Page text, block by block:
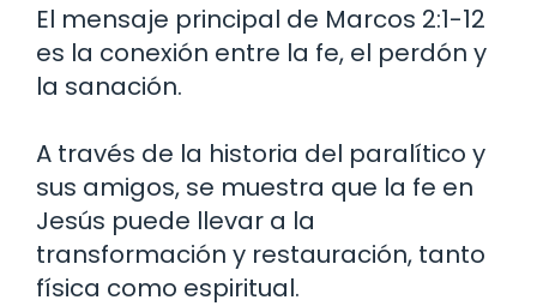
El mensaje principal de Marcos 2:1-12
es la conexión entre la fe, el perdón y
la sanación.
A través de la historia del paralítico y
sus amigos, se muestra que la fe en
Jesús puede llevar a la
transformación y restauración, tanto
física como espiritual.